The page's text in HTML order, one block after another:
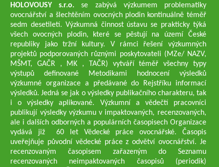
HOLOVOUSY s.r.o.se zabývá výzkumem problematiky
ovocnářství a šlechtěním ovocných plodin kontinuálně téměř
sedm desetiletí. Výzkumná činnost ústavu se prakticky týká
všech ovocných plodin, které se pěstují na území České
republiky jako tržní kultury. V rámci řešení výzkumných
projektů podporovaných různými poskytovateli (MZe/ NAZV,
MŠMT, GAČR , MK , TAČR) vytváří téměř všechny typy
výstupů definované Metodikami hodnocení výsledků
výzkumné organizace a předávané do Rejstříku informací
výsledků. Jedná se jak o výsledky publikačního charakteru, tak
i o výsledky aplikované. Výzkumní a vědečtí pracovníci
publikují výsledky výzkumu v impaktovaných, recenzovaných,
ale i dalších odborných a populárních časopisech Organizace
vydává již 60 let Vědecké práce ovocnářské. Časopis
uveřejňuje původní vědecké práce z odvětví ovocnářství. Je
recenzovaným časopisem zařazeným do Seznamu
recenzovaných neimpaktovaných časopisů (periodik)